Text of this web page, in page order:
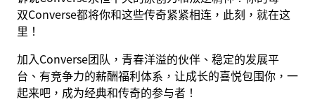
双Converse都将你和这些传奇紧紧相连，此刻，就在这
里！
加入Converse团队，青春洋溢的伙伴、稳定的发展平
台、有竞争力的薪酬福利体系，让成长的喜悦包围你，一
起来吧，成为经典和传奇的参与者！